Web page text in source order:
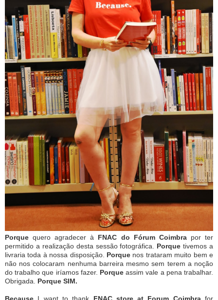
Porque quero agradecer à FNAC do Fórum Coimbrapor ter
permitido a realização desta sessão fotográfica. Porque tivemos a
livraria toda à nossa disposição. Porque nos trataram muito bem e
não nos colocaram nenhuma barreira mesmo sem terem a noção
do trabalho que iríamos fazer. Porqueassim vale a pena trabalhar.
Obrigada. Porque SIM.